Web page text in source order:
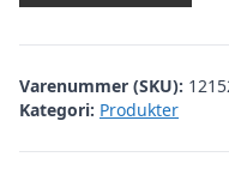
Varenummer (SKU):
Kategori: Produkter